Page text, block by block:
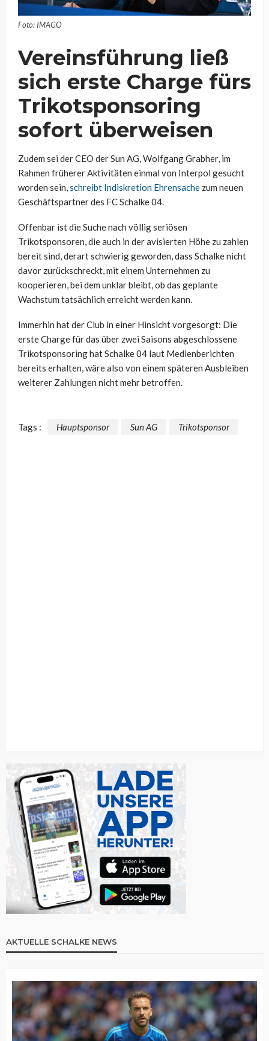
Foto: IMAGO
Vereinsführung ließ
sich erste Charge fürs
Trikotsponsoring
sofort überweisen
Zudem sei der CEO der Sun AG, Wolfgang Grabher, im
Rahmen früherer Aktivitäten einmal von Interpol gesucht
worden sein,schreibt Indiskretion Ehrensache zum neuen
Geschäftspartner des FC Schalke 04.
Offenbar ist die Suche nach völlig seriösen
Trikotsponsoren, die auch in der avisierten Höhe zu zahlen
bereit sind, derart schwierig geworden, dass Schalke nicht
davor zurückschreckt, mit einem Unternehmen zu
kooperieren, bei dem unklar bleibt, ob das geplante
Wachstum tatsächlich erreicht werden kann.
Immerhin hat der Club in einer Hinsicht vorgesorgt: Die
erste Charge für das über zwei Saisons abgeschlossene
Trikotsponsoring hat Schalke 04 laut Medienberichten
bereits erhalten, wäre also von einem späteren Ausbleiben
weiterer Zahlungen nicht mehr betroffen.
Tags : Hauptsponsor Sun AG Trikotsponsor
AKTUELLE SCHALKE NEWS